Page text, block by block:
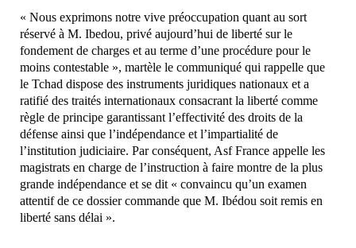
« Nous exprimons notre vive préoccupation quant au sort
réservé à M. Ibedou, privé aujourd’hui de liberté sur le
fondement de charges et au terme d’une procédure pour le
moins contestable », martèle le communiqué qui rappelle que
le Tchad dispose des instruments juridiques nationaux et a
ratifié des traités internationaux consacrant la liberté comme
règle de principe garantissant l’effectivité des droits de la
défense ainsi que l’indépendance et l’impartialité de
l’institution judiciaire. Par conséquent, Asf France appelle les
magistrats en charge de l’instruction à faire montre de la plus
grande indépendance et se dit « convaincu qu’un examen
attentif de ce dossier commande que M. Ibédou soit remis en
liberté sans délai ».